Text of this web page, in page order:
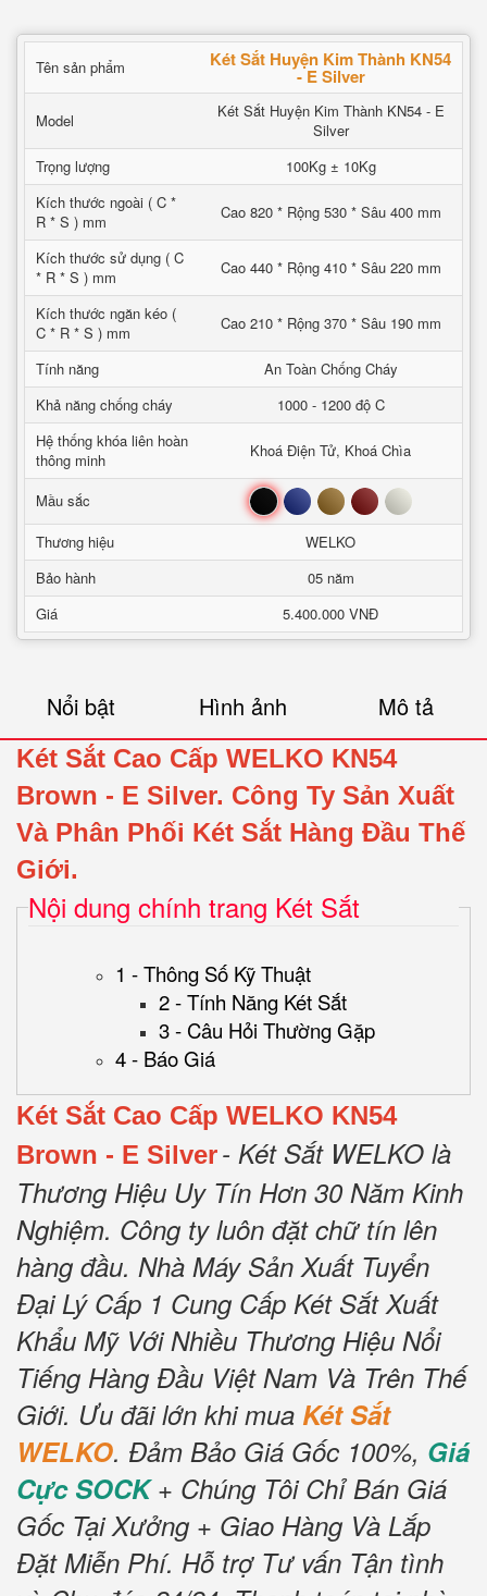
Tên sản phẩm Két Sắt Huyện Kim Thành KN54
- E Silver
Model
Két Sắt Huyện Kim Thành KN54 - E
Silver
Trọng lượng
100Kg ± 10Kg
Kích thước ngoài ( C *
R * S ) mm
Cao 820 * Rộng 530 * Sâu 400 mm
Kích thước sử dụng ( C
* R * S ) mm
Cao 440 * Rộng 410 * Sâu 220 mm
Kích thước ngăn kéo (
C * R * S ) mm
Cao 210 * Rộng 370 * Sâu 190 mm
Tính năng
An Toàn Chống Cháy
Khả năng chống cháy
1000 - 1200 độ C
Hệ thống khóa liên hoàn
thông minh
Khoá Điện Tử, Khoá Chìa
Mầu sắc Đen Xanh Nâu Đỏ Trắng
Thương hiệu
WELKO
Bảo hành
05 năm
Giá
5.400.000 VNĐ
Nổi bật Hình ảnh Mô tả
Két Sắt Cao Cấp WELKO KN54
Brown - E Silver. Công Ty Sản Xuất
Và Phân Phối Két Sắt Hàng Đầu Thế
Giới.
Nội dung chính trang Két Sắt
1 - Thông Số Kỹ Thuật
2 - Tính Năng Két Sắt
3 - Câu Hỏi Thường Gặp
4 - Báo Giá
Két Sắt Cao Cấp WELKO KN54
Brown - E Silver- Két Sắt WELKO là
Thương Hiệu Uy Tín Hơn 30 Năm Kinh
Nghiệm. Công ty luôn đặt chữ tín lên
hàng đầu. Nhà Máy Sản Xuất Tuyển
Đại Lý Cấp 1 Cung Cấp Két Sắt Xuất
Khẩu Mỹ Với Nhiều Thương Hiệu Nổi
Tiếng Hàng Đầu Việt Nam Và Trên Thế
Giới. Ưu đãi lớn khi mua Két Sắt
WELKO. Đảm Bảo Giá Gốc 100%, Giá
Cực SOCK+ Chúng Tôi Chỉ Bán Giá
Gốc Tại Xưởng + Giao Hàng Và Lắp
Đặt Miễn Phí. Hỗ trợ Tư vấn Tận tình